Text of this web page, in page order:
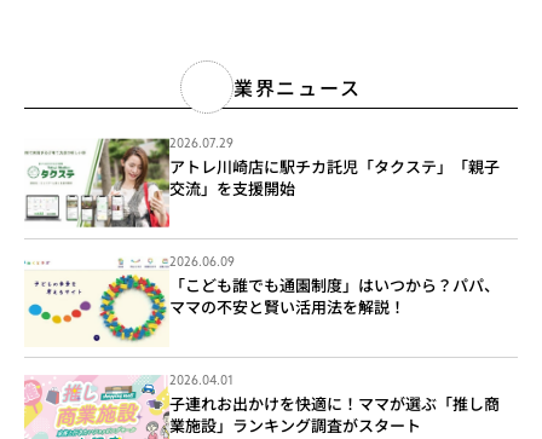
業界ニュース
2026.07.29
アトレ川崎店に駅チカ託児「タクステ」「親子
交流」を支援開始
2026.06.09
「こども誰でも通園制度」はいつから？パパ、
ママの不安と賢い活用法を解説！
2026.04.01
子連れお出かけを快適に！ママが選ぶ「推し商
業施設」ランキング調査がスタート